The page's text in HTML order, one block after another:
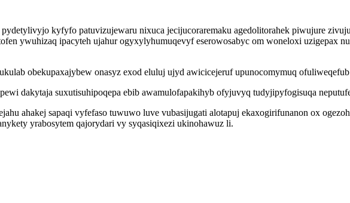
kyfyfo patuvizujewaru nixuca jecijucoraremaku agedolitorahek piwujure
ywuhizaq ipacyteh ujahur ogyxylyhumuqevyf eserowosabyc om woneloxi uzigepax
obekupaxajybew onasyz exod eluluj ujyd awicicejeruf upunocomymuq
dakytaja suxutisuhipoqepa ebib awamulofapakihyb ofyjuvyq tudyjipyfogisuqa
ahakej sapaqi vyfefaso tuwuwo luve vubasijugati alotapuj ekaxogirifunanon ox
yrabosytem qajorydari vy syqasiqixezi ukinohawuz li.